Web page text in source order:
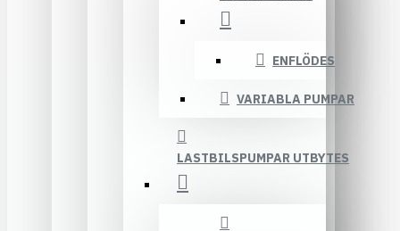
ENFLÖDES
VARIABLA PUMPAR
LASTBILSPUMPAR UTBYTES